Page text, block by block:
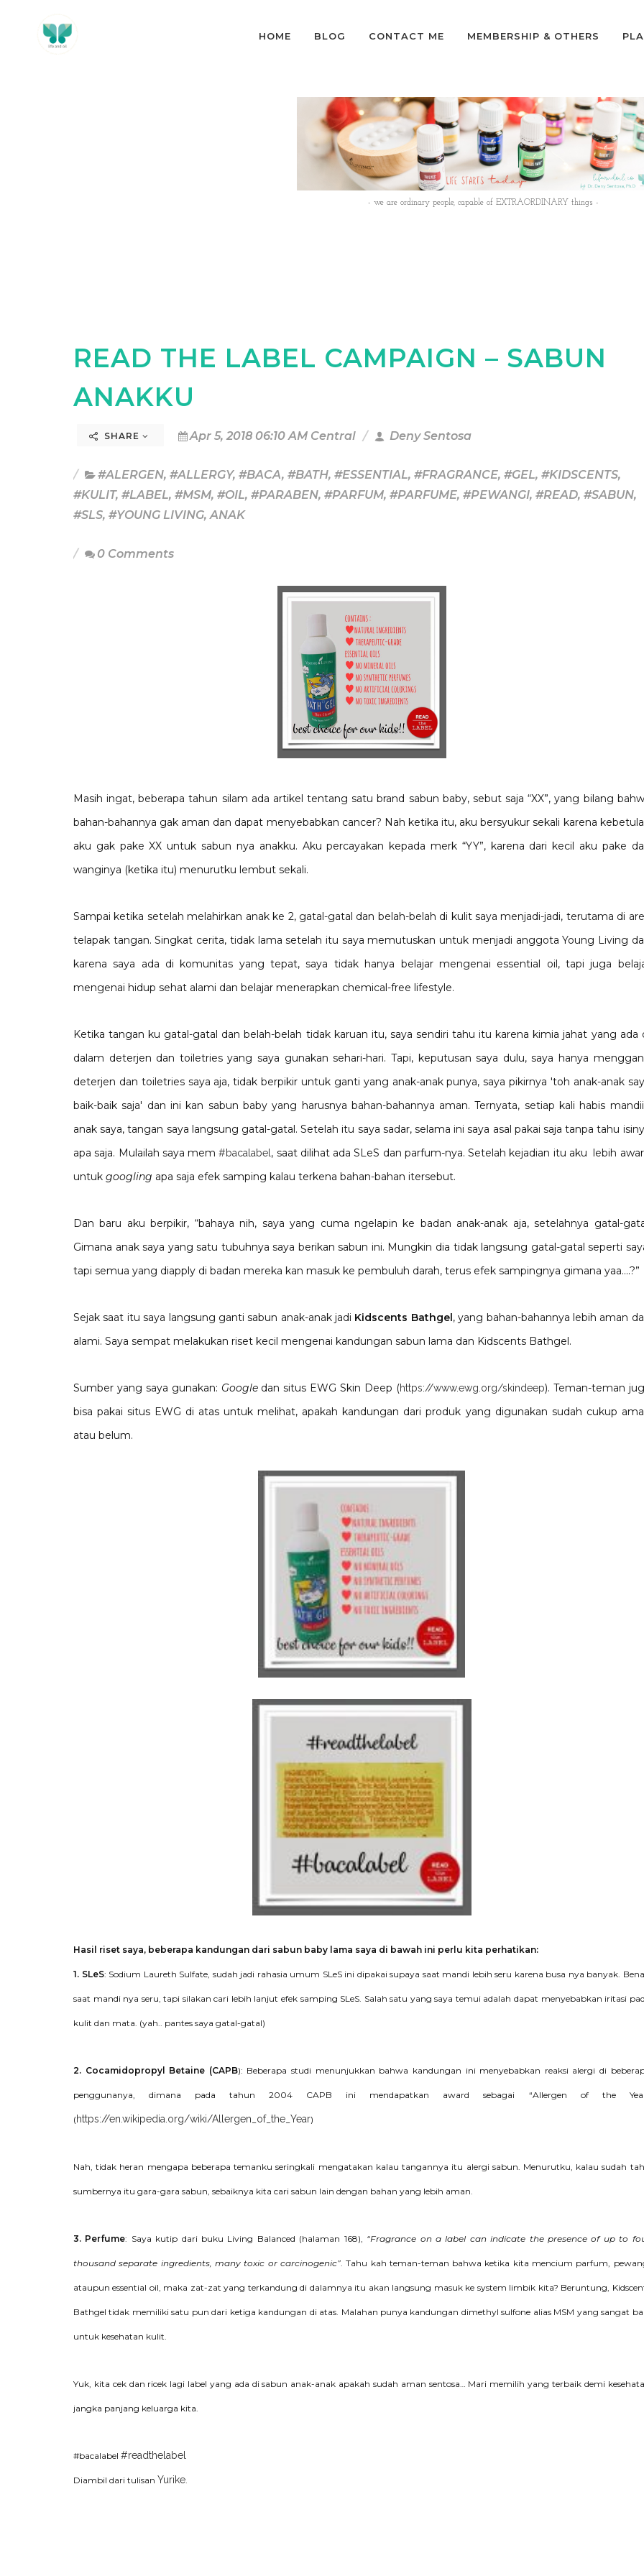
HOME BLOG CONTACT ME MEMBERSHIP & OTHERS
- we are ordinary people, capable of EXTRAORDINARY things -
READ THE LABEL CAMPAIGN – SABUN
ANAKKU
SHARE Apr 5, 2018 06:10 AM Central Deny Sentosa
#ALERGEN, #ALLERGY, #BACA, #BATH, #ESSENTIAL, #FRAGRANCE, #GEL, #KIDSCENTS,
#KULIT, #LABEL, #MSM, #OIL, #PARABEN, #PARFUM, #PARFUME, #PEWANGI, #READ, #SABUN,
#SLS, #YOUNG LIVING, ANAK
0 Comments
Masih ingat, beberapa tahun silam ada artikel tentang satu brand sabun baby, sebut saja “XX”, yang bilang
bahan-bahannya gak aman dan dapat menyebabkan cancer? Nah ketika itu, aku bersyukur sekali karena
aku gak pake XX untuk sabun nya anakku. Aku percayakan kepada merk “YY”, karena dari kecil aku pake
wanginya (ketika itu) menurutku lembut sekali.
Sampai ketika setelah melahirkan anak ke 2, gatal-gatal dan belah-belah di kulit saya menjadi-jadi, terutama di
telapak tangan. Singkat cerita, tidak lama setelah itu saya memutuskan untuk menjadi anggota Young Living
karena saya ada di komunitas yang tepat, saya tidak hanya belajar mengenai essential oil, tapi juga
mengenai hidup sehat alami dan belajar menerapkan chemical-free lifestyle.
Ketika tangan ku gatal-gatal dan belah-belah tidak karuan itu, saya sendiri tahu itu karena kimia jahat yang ada
dalam deterjen dan toiletries yang saya gunakan sehari-hari. Tapi, keputusan saya dulu, saya hanya
deterjen dan toiletries saya aja, tidak berpikir untuk ganti yang anak-anak punya, saya pikirnya 'toh anak-anak
baik-baik saja' dan ini kan sabun baby yang harusnya bahan-bahannya aman. Ternyata, setiap kali habis
anak saya, tangan saya langsung gatal-gatal. Setelah itu saya sadar, selama ini saya asal pakai saja tanpa tahu
apa saja. Mulailah saya mem#bacalabel , saat dilihat ada SLeS dan parfum-nya. Setelah kejadian itu aku lebih
untuk googling apa saja efek samping kalau terkena bahan-bahan itersebut.
Dan baru aku berpikir, “bahaya nih, saya yang cuma ngelapin ke badan anak-anak aja, setelahnya gatal-
Gimana anak saya yang satu tubuhnya saya berikan sabun ini. Mungkin dia tidak langsung gatal-gatal seperti
tapi semua yang diapply di badan mereka kan masuk ke pembuluh darah, terus efek sampingnya gimana yaa….?”
Sejak saat itu saya langsung ganti sabun anak-anak jadi Kidscents Bathgel, yang bahan-bahannya lebih aman
alami. Saya sempat melakukan riset kecil mengenai kandungan sabun lama dan Kidscents Bathgel.
Sumber yang saya gunakan: Googledan situs EWG Skin Deep (https://www.ewg.org/skindeep). Teman-teman
bisa pakai situs EWG di atas untuk melihat, apakah kandungan dari produk yang digunakan sudah cukup
atau belum.
Hasil riset saya, beberapa kandungan dari sabun baby lama saya di bawah ini perlu kita perhatikan:
1. SLeS: Sodium Laureth Sulfate, sudah jadi rahasia umum SLeS ini dipakai supaya saat mandi lebih seru karena busa nya banyak.
saat mandi nya seru, tapi silakan cari lebih lanjut efek samping SLeS. Salah satu yang saya temui adalah dapat menyebabkan iritasi
kulit dan mata. (yah.. pantes saya gatal-gatal)
2. Cocamidopropyl Betaine (CAPB): Beberapa studi menunjukkan bahwa kandungan ini menyebabkan reaksi alergi di
penggunanya, dimana pada tahun 2004 CAPB ini mendapatkan award sebagai “Allergen of the
( https://en.wikipedia.org/wiki/Allergen_of_the_Year)
Nah, tidak heran mengapa beberapa temanku seringkali mengatakan kalau tangannya itu alergi sabun. Menurutku, kalau sudah
sumbernya itu gara-gara sabun, sebaiknya kita cari sabun lain dengan bahan yang lebih aman.
3. Perfume: Saya kutip dari buku Living Balanced (halaman 168), “Fragrance on a label can indicate the presence of up to
thousand separate ingredients, many toxic or carcinogenic”. Tahu kah teman-teman bahwa ketika kita mencium parfum,
ataupun essential oil, maka zat-zat yang terkandung di dalamnya itu akan langsung masuk ke system limbik kita? Beruntung,
Bathgel tidak memiliki satu pun dari ketiga kandungan di atas. Malahan punya kandungan dimethyl sulfone alias MSM yang sangat
untuk kesehatan kulit.
Yuk, kita cek dan ricek lagi label yang ada di sabun anak-anak apakah sudah aman sentosa… Mari memilih yang terbaik demi
jangka panjang keluarga kita.
#bacalabel #readthelabel
Diambil dari tulisan Yurike.